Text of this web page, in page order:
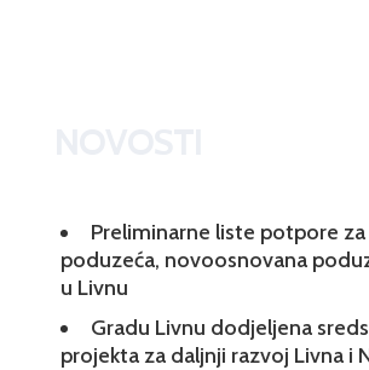
Preliminarne liste potpore
poduzeća, novoosnovana
u Livnu
Gradu Livnu dodjeljena
projekta za daljnji razvoj Livna i